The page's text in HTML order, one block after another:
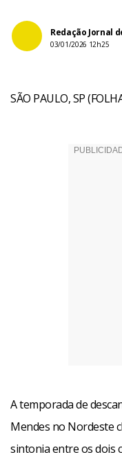
Redação Jornal
03/01/2026 12h25
SÃO PAULO, SP
A temporada de
Mendes no Nordeste
sintonia entre os dois